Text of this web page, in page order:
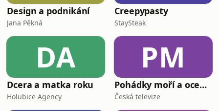
Design a podnikání
Jana Pěkná
Creepypasty
StaySteak
DA
Dcera a matka roku
Holubice Agency
PM
Pohádky moří a oceánů
Česká televize